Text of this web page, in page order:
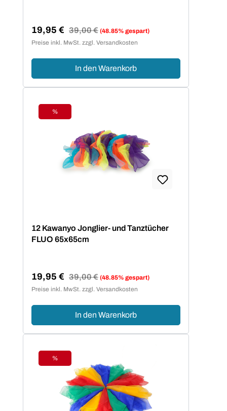
Verkaufspreis:
19,95 € Regulärer Preis:
39,00 € (48.85% gespart)
Preise inkl. MwSt. zzgl. Versandkosten
In den Warenkorb
Rabatt
%
12 Kawanyo Jonglier- und Tanztücher
FLUO 65x65cm
Verkaufspreis:
19,95 € Regulärer Preis:
39,00 € (48.85% gespart)
Preise inkl. MwSt. zzgl. Versandkosten
In den Warenkorb
Rabatt
%